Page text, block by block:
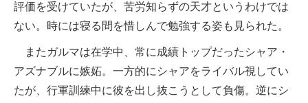
評価を受けていたが、苦労知らずの天才というわけでは
ない。時には寝る間を惜しんで勉強する姿も見られた。
またガルマは在学中、常に成績トップだったシャア・
アズナブルに嫉妬。一方的にシャアをライバル視してい
たが、行軍訓練中に彼を出し抜こうとして負傷。逆にシ